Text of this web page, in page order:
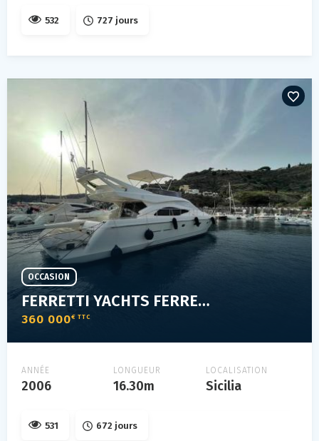
532 727 jours
FERRETTI YACHTS FERRETTI 530
360 000€ TTC
OCCASION
ANNÉE
2006
LONGUEUR
16.30m
LOCALISATION
Sicilia
531 672 jours